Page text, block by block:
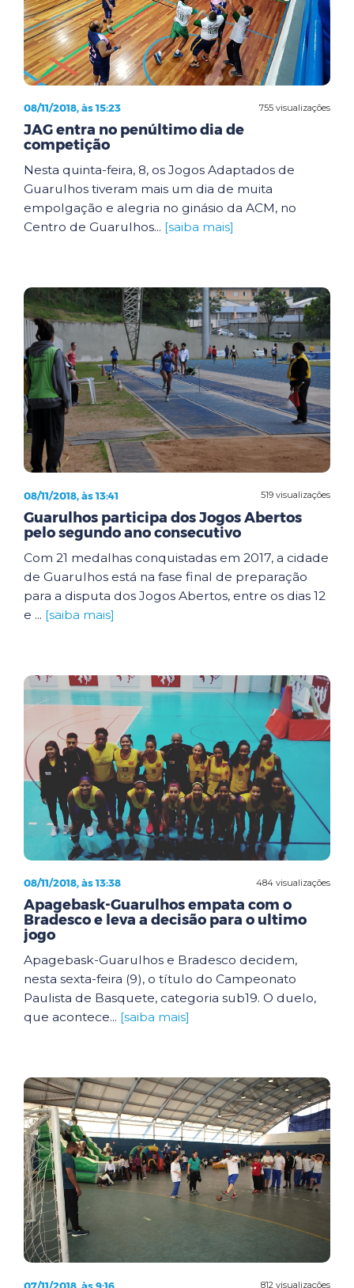
755 visualizações
08/11/2018, às 15:23
JAG entra no penúltimo dia de
competição
Nesta quinta-feira, 8, os Jogos Adaptados de
Guarulhos tiveram mais um dia de muita
empolgação e alegria no ginásio da ACM, no
Centro de Guarulhos... [saiba mais]
519 visualizações
08/11/2018, às 13:41
Guarulhos participa dos Jogos Abertos
pelo segundo ano consecutivo
Com 21 medalhas conquistadas em 2017, a cidade
de Guarulhos está na fase final de preparação
para a disputa dos Jogos Abertos, entre os dias 12
e ... [saiba mais]
484 visualizações
08/11/2018, às 13:38
Apagebask-Guarulhos empata com o
Bradesco e leva a decisão para o ultimo
jogo
Apagebask-Guarulhos e Bradesco decidem,
nesta sexta-feira (9), o título do Campeonato
Paulista de Basquete, categoria sub19. O duelo,
que acontece... [saiba mais]
812 visualizações
07/11/2018, às 9:16